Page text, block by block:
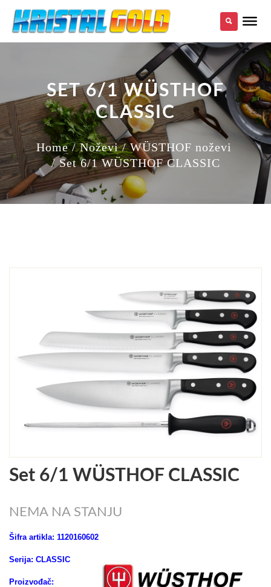
SET 6/1 WÜSTHOF
CLASSIC
Home / Noževi / WÜSTHOF noževi
/ Set 6/1 WÜSTHOF CLASSIC
Set 6/1 WÜSTHOF CLASSIC
NEMA NA STANJU
Šifra artikla: 1120160602
Serija: CLASSIC
Proizvođač: